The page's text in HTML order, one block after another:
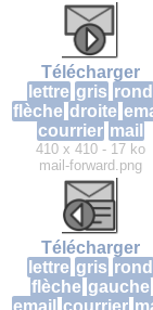
Télécharger
lettre gris rond
flèche droite
courrier mail
410 x 410 - 17 ko
mail-forward.png
Télécharger
lettre gris rond
flèche gauche